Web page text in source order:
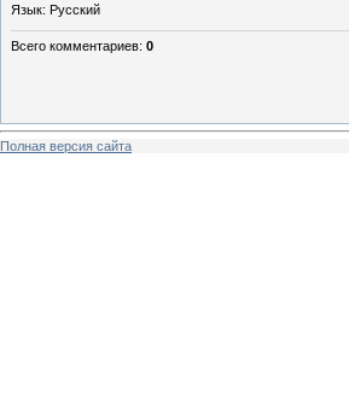
Язык: Русский
Всего комментариев: 0
Полная версия сайта